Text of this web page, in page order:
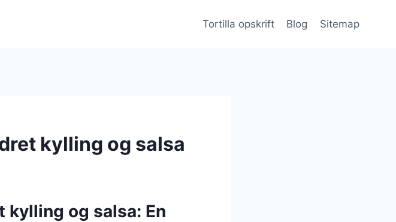
Tortilla opskrift Blog Sitemap
kylling og salsa
og salsa: En